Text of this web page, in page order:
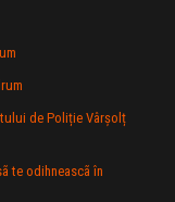
de Poliție Vârșolț
te odihneascã în